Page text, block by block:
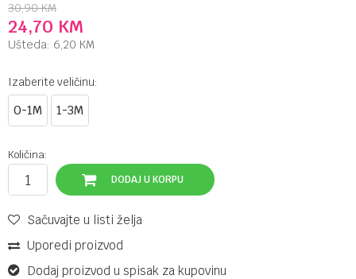
30,90 KM
24,70 KM
Ušteda: 6,20 KM
Izaberite veličinu:
0-1M 1-3M
Količina:
DODAJ U KORPU
Sačuvajte u listi želja
Uporedi proizvod
Dodaj proizvod u spisak za kupovinu